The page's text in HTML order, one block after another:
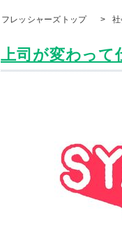
フレッシャーズトップ >
上司が変わって